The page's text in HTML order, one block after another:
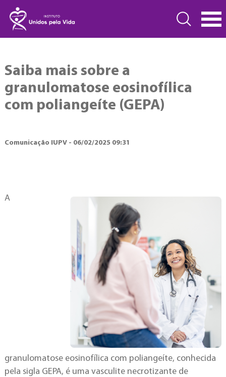
Saiba mais sobre a
granulomatose eosinofílica
com poliangeíte (GEPA)
Comunicação IUPV - 06/02/2025 09:31
A
granulomatose eosinofílica com poliangeíte, conhecida
pela sigla GEPA, é uma vasculite necrotizante de